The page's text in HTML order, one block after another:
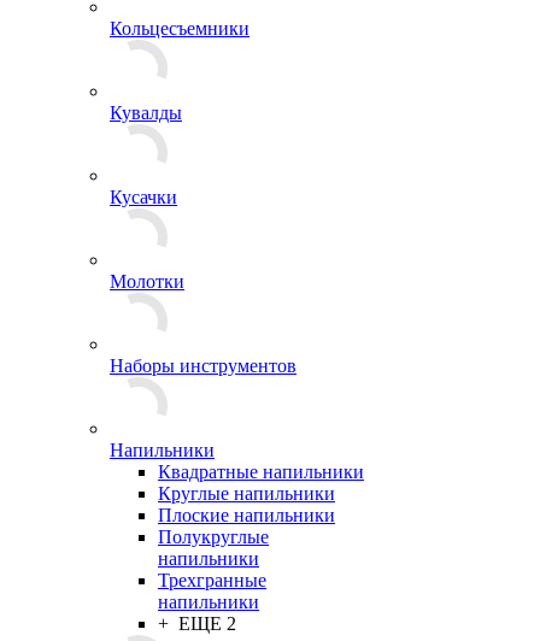
Кольцесъемники
Кувалды
Кусачки
Молотки
Наборы инструментов
Напильники
Квадратные напильники
Круглые напильники
Плоские напильники
Полукруглые
напильники
Трехгранные
напильники
+ ЕЩЕ 2